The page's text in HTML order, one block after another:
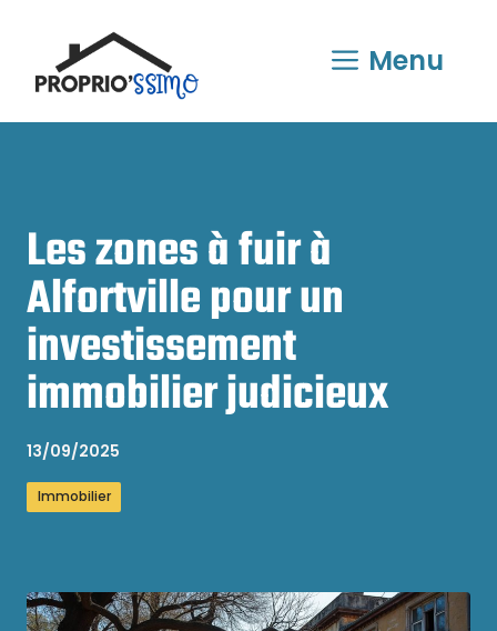
contenu
Menu
Les zones à fuir à
Alfortville pour un
investissement
immobilier judicieux
13/09/2025
Immobilier